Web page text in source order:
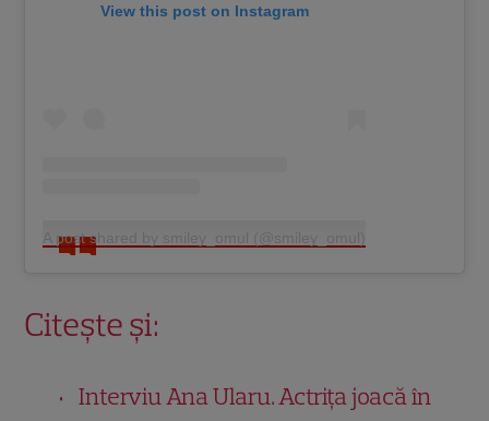
View this post on Instagram
A post shared by smiley_omul (@smiley_omul)
Citește și:
Interviu Ana Ularu. Actrița joacă în